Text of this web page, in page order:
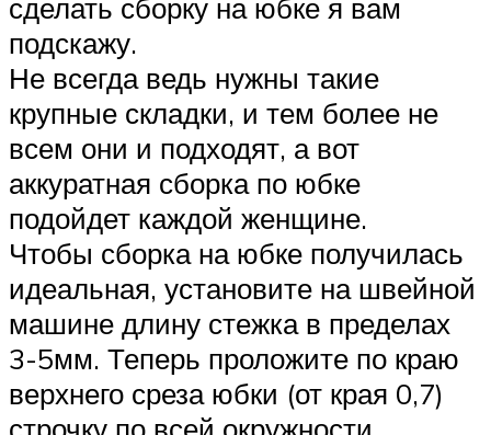
сделать сборку на юбке я вам
подскажу.
Не всегда ведь нужны такие
крупные складки, и тем более не
всем они и подходят, а вот
аккуратная сборка по юбке
подойдет каждой женщине.
Чтобы сборка на юбке получилась
идеальная, установите на швейной
машине длину стежка в пределах
3-5мм. Теперь проложите по краю
верхнего среза юбки (от края 0,7)